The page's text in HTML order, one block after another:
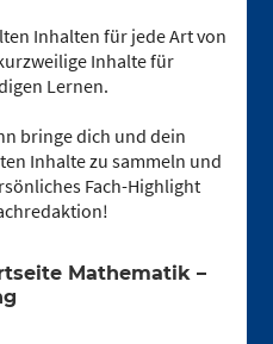
Inhalten für jede Art von
Inhalte für
Lernen.
bringe dich und dein
Inhalte zu sammeln und
Fach-Highlight
Mathematik –